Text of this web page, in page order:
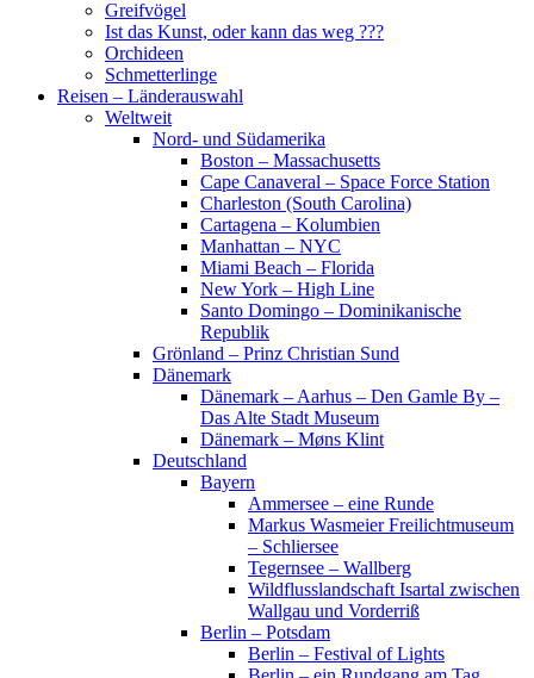
Greifvögel
Ist das Kunst, oder kann das weg ???
Orchideen
Schmetterlinge
Reisen – Länderauswahl
Weltweit
Nord- und Südamerika
Boston – Massachusetts
Cape Canaveral – Space Force Station
Charleston (South Carolina)
Cartagena – Kolumbien
Manhattan – NYC
Miami Beach – Florida
New York – High Line
Santo Domingo – Dominikanische
Republik
Grönland – Prinz Christian Sund
Dänemark
Dänemark – Aarhus – Den Gamle By –
Das Alte Stadt Museum
Dänemark – Møns Klint
Deutschland
Bayern
Ammersee – eine Runde
Markus Wasmeier Freilichtmuseum
– Schliersee
Tegernsee – Wallberg
Wildflusslandschaft Isartal zwischen
Wallgau und Vorderriß
Berlin – Potsdam
Berlin – Festival of Lights